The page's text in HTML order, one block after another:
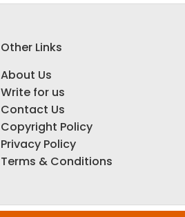
Other Links
About Us
Write for us
Contact Us
Copyright Policy
Privacy Policy
Terms & Conditions